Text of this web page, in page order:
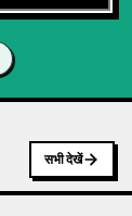
सभी देखें